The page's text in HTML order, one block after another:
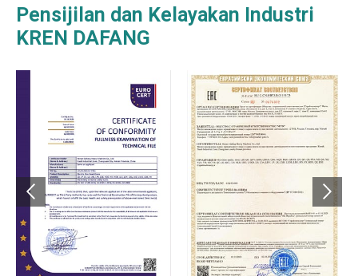
Pensijilan dan Kelayakan Industri
KREN DAFANG